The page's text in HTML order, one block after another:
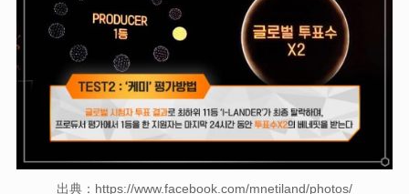
出典：https://www.facebook.com/mnetiland/photos/